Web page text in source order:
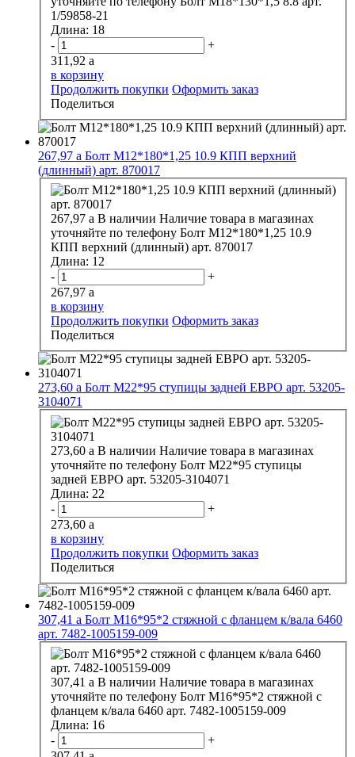
1/59858-21
Длина: 18
-
+
311,92 a
в корзину
Продолжить покупки Оформить заказ
Поделиться
267,97 a Болт М12*180*1,25 10.9 КПП верхний
(длинный) арт. 870017
267,97 a В наличии Наличие товара в магазинах
уточняйте по телефону Болт М12*180*1,25 10.9
КПП верхний (длинный) арт. 870017
Длина: 12
-
+
267,97 a
в корзину
Продолжить покупки Оформить заказ
Поделиться
273,60 a Болт М22*95 ступицы задней ЕВРО арт. 53205-
3104071
273,60 a В наличии Наличие товара в магазинах
уточняйте по телефону Болт М22*95 ступицы
задней ЕВРО арт. 53205-3104071
Длина: 22
-
+
273,60 a
в корзину
Продолжить покупки Оформить заказ
Поделиться
307,41 a Болт М16*95*2 стяжной с фланцем к/вала 6460
арт. 7482-1005159-009
307,41 a В наличии Наличие товара в магазинах
уточняйте по телефону Болт М16*95*2 стяжной с
фланцем к/вала 6460 арт. 7482-1005159-009
Длина: 16
-
+